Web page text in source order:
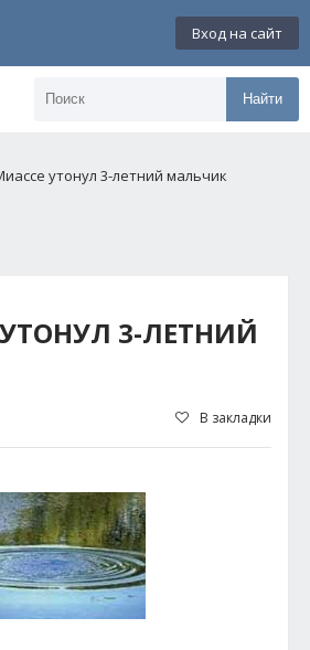
Вход на сайт
Найти
утонул 3-летний мальчик
3-ЛЕТНИЙ
В закладки